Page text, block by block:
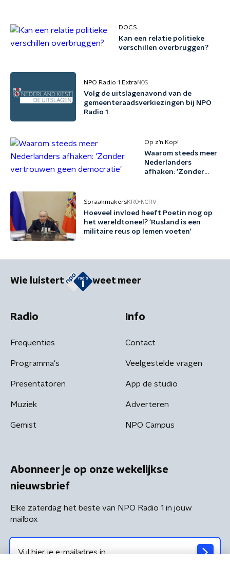
DOCS
Kan een relatie politieke
verschillen overbruggen?
NPO Radio 1 Extra NOS
Volg de uitslagenavond van de
gemeenteraadsverkiezingen bij NPO
Radio 1
Op z’n Kop!
Waarom steeds meer
Nederlanders
afhaken: 'Zonder
SpraakmakersKRO-NCRV
Hoeveel invloed heeft Poetin nog op
het wereldtoneel? 'Rusland is een
militaire reus op lemen voeten'
Wie luistert weet meer
Radio
Frequenties
Programma's
Presentatoren
Muziek
Gemist
Info
Contact
Veelgestelde vragen
App de studio
Adverteren
NPO Campus
Abonneer je op onze wekelijkse
nieuwsbrief
Elke zaterdag het beste van NPO Radio 1 in jouw
mailbox